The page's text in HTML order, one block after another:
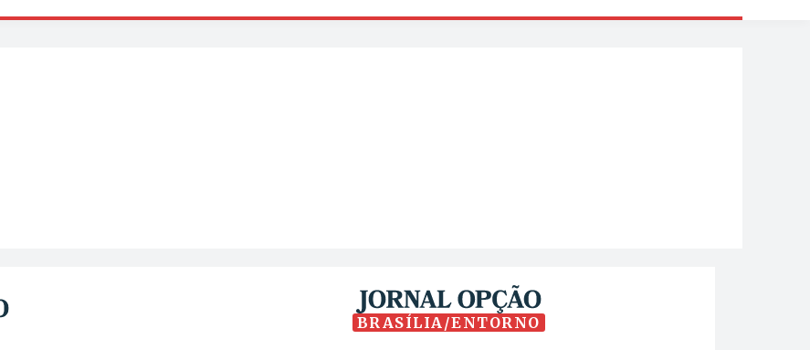
BRASÍLIA/ENTORNO